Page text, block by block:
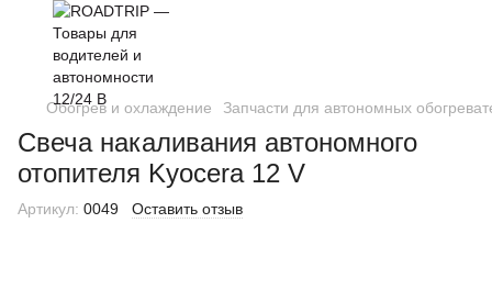
Обогрев и охлаждение Запчасти для автономных
Свеча накаливания автономного
отопителя Kyocera 12 V
Артикул: 0049 Оставить отзыв